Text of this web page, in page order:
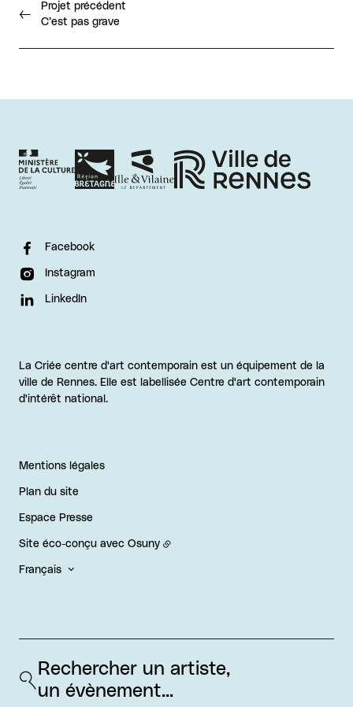
Projet précédent
C’est pas grave
Facebook
Instagram
LinkedIn
La Criée centre d'art contemporain est un équipement de la
ville de Rennes. Elle est labellisée Centre d'art contemporain
d'intérêt national.
Mentions légales
Plan du site
Espace Presse
Site éco-conçu avec Osuny
Français
Rechercher un artiste,
un évènement...